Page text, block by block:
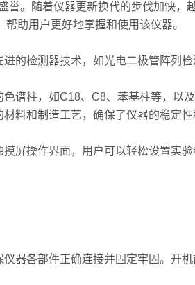
誉。随着仪器更新换代的步伐加快，
助用户更好地掌握和使用该仪器。
检测器技术，如光电二极管阵列
柱，如C18、C8、苯基柱等，以及
和制造工艺，确保了仪器的稳定
操作界面，用户可以轻松设置实
各部件正确连接并固定牢固。开